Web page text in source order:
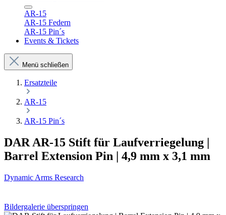
AR-15
AR-15 Federn
AR-15 Pin´s
Events & Tickets
Menü schließen
Ersatzteile
AR-15
AR-15 Pin´s
DAR AR-15 Stift für Laufverriegelung |
Barrel Extension Pin | 4,9 mm x 3,1 mm
Dynamic Arms Research
Bildergalerie überspringen